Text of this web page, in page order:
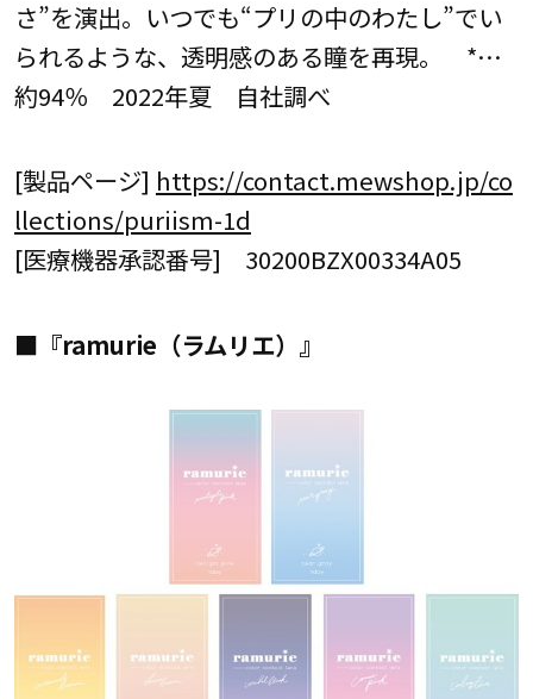
さ”を演出。いつでも“プリの中のわたし”でい
られるような、透明感のある瞳を再現。 *…
約94％ 2022年夏 自社調べ
[製品ページ] https://contact.mewshop.jp/co
llections/puriism-1d
[医療機器承認番号] 30200BZX00334A05
■『ramurie（ラムリエ）』